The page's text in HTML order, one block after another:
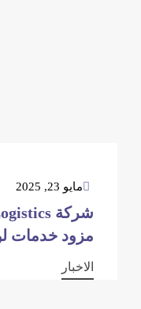
مايو 23, 2025
مزود خدمات
الاخبار